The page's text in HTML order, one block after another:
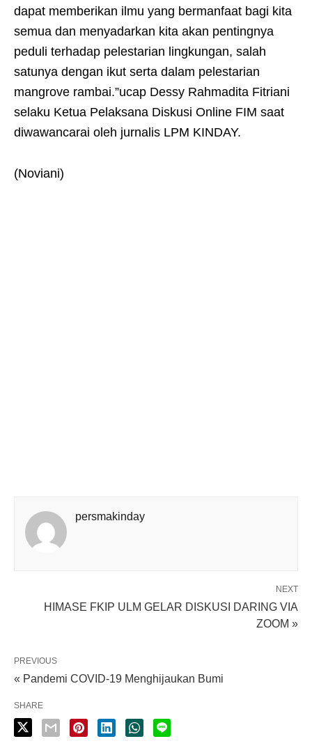
dapat memberikan ilmu yang bermanfaat bagi kita
semua dan menyadarkan kita akan pentingnya
peduli terhadap pelestarian lingkungan, salah
satunya dengan ikut serta dalam pelestarian
mangrove rambai.”ucap Dessy Rahmadita Fitriani
selaku Ketua Pelaksana Diskusi Online FIM saat
diwawancarai oleh jurnalis LPM KINDAY.
(Noviani)
persmakinday
NEXT
HIMASE FKIP ULM GELAR DISKUSI DARING VIA
ZOOM »
PREVIOUS
« Pandemi COVID-19 Menghijaukan Bumi
SHARE